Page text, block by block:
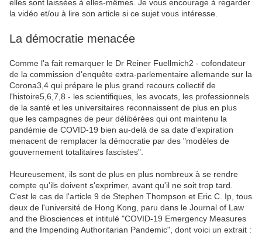
elles sont laissées à elles-mêmes. Je vous encourage à regarder
la vidéo et/ou à lire son article si ce sujet vous intéresse.
La démocratie menacée
Comme l'a fait remarquer le Dr Reiner Fuellmich2 - cofondateur
de la commission d'enquête extra-parlementaire allemande sur la
Corona3,4 qui prépare le plus grand recours collectif de
l'histoire5,6,7,8 - les scientifiques, les avocats, les professionnels
de la santé et les universitaires reconnaissent de plus en plus
que les campagnes de peur délibérées qui ont maintenu la
pandémie de COVID-19 bien au-delà de sa date d'expiration
menacent de remplacer la démocratie par des "modèles de
gouvernement totalitaires fascistes".
Heureusement, ils sont de plus en plus nombreux à se rendre
compte qu'ils doivent s'exprimer, avant qu'il ne soit trop tard.
C'est le cas de l'article 9 de Stephen Thompson et Eric C. Ip, tous
deux de l'université de Hong Kong, paru dans le Journal of Law
and the Biosciences et intitulé "COVID-19 Emergency Measures
and the Impending Authoritarian Pandemic", dont voici un extrait :